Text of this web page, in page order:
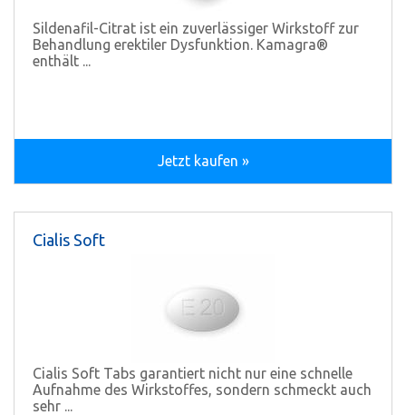
Sildenafil-Citrat ist ein zuverlässiger Wirkstoff zur
Behandlung erektiler Dysfunktion. Kamagra®
enthält ...
Jetzt kaufen »
Cialis Soft
Cialis Soft Tabs garantiert nicht nur eine schnelle
Aufnahme des Wirkstoffes, sondern schmeckt auch
sehr ...